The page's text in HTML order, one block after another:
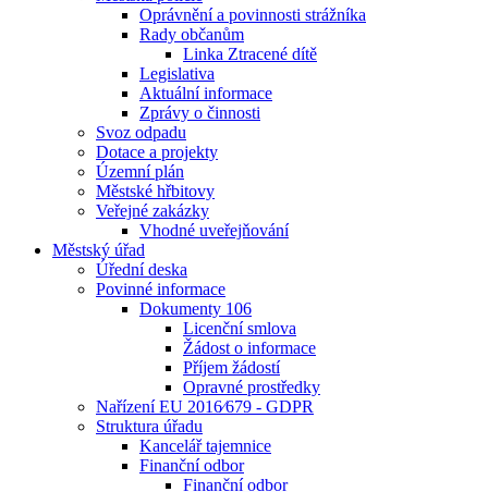
Oprávnění a povinnosti strážníka
Rady občanům
Linka Ztracené dítě
Legislativa
Aktuální informace
Zprávy o činnosti
Svoz odpadu
Dotace a projekty
Územní plán
Městské hřbitovy
Veřejné zakázky
Vhodné uveřejňování
Městský úřad
Úřední deska
Povinné informace
Dokumenty 106
Licenční smlova
Žádost o informace
Příjem žádostí
Opravné prostředky
Nařízení EU 2016⁄679 - GDPR
Struktura úřadu
Kancelář tajemnice
Finanční odbor
Finanční odbor